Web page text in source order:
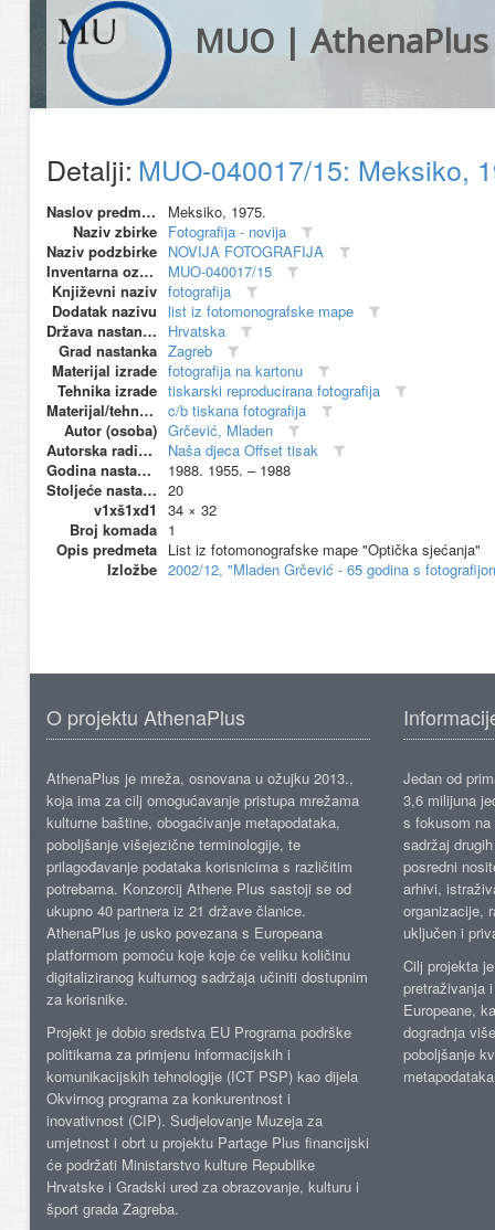
MUO | AthenaPlus
Detalji: MUO-040017/15: Meksiko,
Naslov predmeta
Meksiko, 1975.
Naziv zbirke Fotografija - novija
Naziv podzbirke NOVIJA FOTOGRAFIJA
Inventarna oznaka
MUO-040017/15
Književni naziv fotografija
Dodatak nazivu
list iz fotomonografske mape
Država nastanka
Hrvatska
Grad nastanka Zagreb
Materijal izrade fotografija na kartonu
Tehnika izrade tiskarski reproducirana fotografija
Materijal/tehnika
c/b tiskana fotografija
Autor (osoba) Grčević, Mladen
Autorska radionica (proizvođač)
Naša djeca Offset tisak
Godina nastanka
1988. 1955. – 1988
Stoljeće nastanka 20
v1xš1xd1
34 × 32
Broj komada 1
Opis predmeta List iz fotomonografske mape "Optička sjećanja"
Izložbe 2002/12, "Mladen Grčević - 65 godina s
O projektu AthenaPlus
AthenaPlus je mreža, osnovana u ožujku 2013.,
koja ima za cilj omogućavanje pristupa mrežama
kulturne baštine, obogaćivanje metapodataka,
poboljšanje višejezične terminologije, te
prilagođavanje podataka korisnicima s različitim
potrebama. Konzorcij Athene Plus sastoji se od
ukupno 40 partnera iz 21 države članice.
AthenaPlus je usko povezana s Europeana
platformom pomoću koje koje će veliku količinu
digitaliziranog kulturnog sadržaja učiniti dostupnim
za korisnike.
Projekt je dobio sredstva EU Programa podrške
politikama za primjenu informacijskih i
komunikacijskih tehnologije (ICT PSP) kao dijela
Okvirnog programa za konkurentnost i
inovativnost (CIP). Sudjelovanje Muzeja za
umjetnost i obrt u projektu Partage Plus financijski
će podržati Ministarstvo kulture Republike
Hrvatske i Gradski ured za obrazovanje, kulturu i
šport grada Zagreba.
Jedan od
3,6 milijuna
s fokusom
sadržaj
posredni
arhivi,
organizacije,
uključen i
Cilj projekta
pretraživanja
Europeane,
dogradnja
poboljšanje